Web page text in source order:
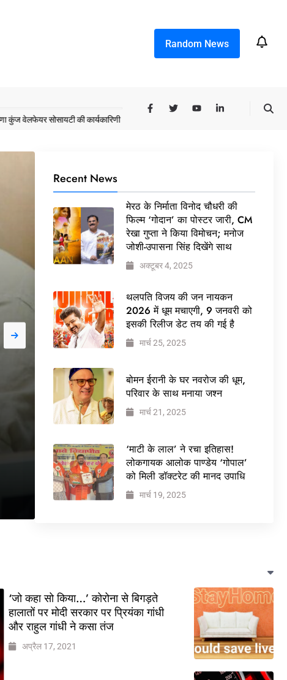
Random News
की कार्यकारिणी अपदस्थ, JDA ने पूरी कमान चुनाव समिति को सौंपी
बड़ी कार्रवाई: 20 माह से
वेलफेयर सोसायटी की
ने पूरी कमान चुनाव समिति
Recent News
मेरठ के निर्माता विनोद चौधरी की
फिल्म ‘गोदान’ का पोस्टर जारी, CM
रेखा गुप्ता ने किया विमोचन; मनोज
जोशी-उपासना सिंह दिखेंगे साथ
अक्टूबर 4, 2025
थलपति विजय की जन नायकन
2026 में धूम मचाएगी, 9 जनवरी को
इसकी रिलीज डेट तय की गई है
मार्च 25, 2025
बोमन ईरानी के घर नवरोज की धूम,
परिवार के साथ मनाया जश्न
मार्च 21, 2025
‘माटी के लाल’ ने रचा इतिहास!
लोकगायक आलोक पाण्डेय ‘गोपाल’
को मिली डॉक्टरेट की मानद उपाधि
मार्च 19, 2025
‘जो कहा सो किया…’ कोरोना से बिगड़ते
हालातों पर मोदी सरकार पर प्रियंका गांधी
और राहुल गांधी ने कसा तंज
अप्रैल 17, 2021